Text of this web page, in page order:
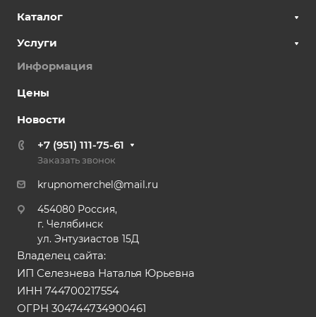
Каталог
Услуги
Информация
Цены
Новости
+7 (951) 111-75-61
Заказать звонок
krupnomerchel@mail.ru
454080 Россия,
г. Челябинск
ул. Энтузиастов 15Д
Владелец сайта:
ИП Селезнева Наталья Юрьевна
ИНН 744700217554
ОГРН 304744734900461